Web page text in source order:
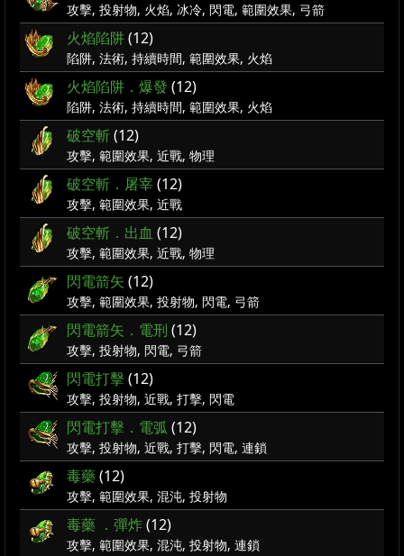
攻擊, 投射物, 火焰, 冰冷, 閃電, 範圍效果, 弓箭
火焰陷阱(12)
陷阱, 法術, 持續時間, 範圍效果, 火焰
火焰陷阱．爆發 (12)
陷阱, 法術, 持續時間, 範圍效果, 火焰
破空斬(12)
攻擊, 範圍效果, 近戰, 物理
破空斬．屠宰(12)
攻擊, 範圍效果, 近戰
破空斬．出血 (12)
攻擊, 範圍效果, 近戰, 物理
閃電箭矢 (12)
攻擊, 範圍效果, 投射物, 閃電, 弓箭
閃電箭矢．電刑 (12)
攻擊, 投射物, 閃電, 弓箭
閃電打擊(12)
攻擊, 投射物, 近戰, 打擊, 閃電
閃電打擊．電弧 (12)
攻擊, 投射物, 近戰, 打擊, 閃電, 連鎖
毒藥(12)
攻擊, 範圍效果, 混沌, 投射物
毒藥 ．彈炸(12)
攻擊, 範圍效果, 混沌, 投射物, 連鎖